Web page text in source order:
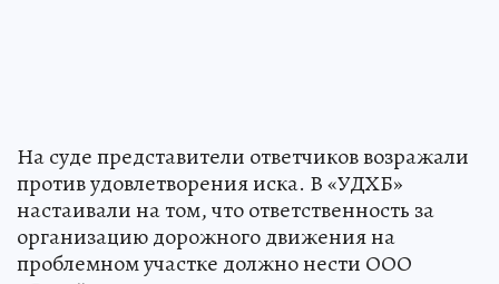
На суде представители ответчиков возражали
против удовлетворения иска. В «УДХБ»
настаивали на том, что ответственность за
организацию дорожного движения на
проблемном участке должно нести ООО